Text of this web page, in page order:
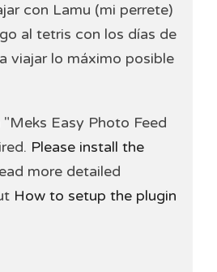
con Lamu (mi perrete)
al tetris con los días de
viajar lo máximo posible
"Meks Easy Photo Feed
Please install the
more detailed
How to setup the plugin